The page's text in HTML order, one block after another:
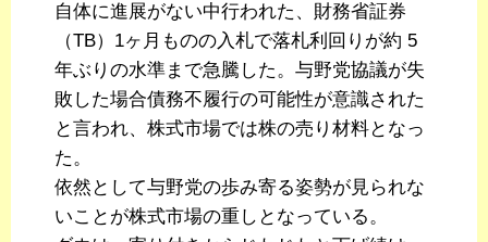
自体に進展がない中行われた、財務省証券
（TB）1ヶ月ものの入札で落札利回りが約 5
年ぶりの水準まで急騰した。与野党協議が失
敗した場合債務不履行の可能性が意識された
と言われ、株式市場では株の売り材料となっ
た。
依然として与野党の歩み寄る姿勢が見られな
いことが株式市場の重しとなっている。